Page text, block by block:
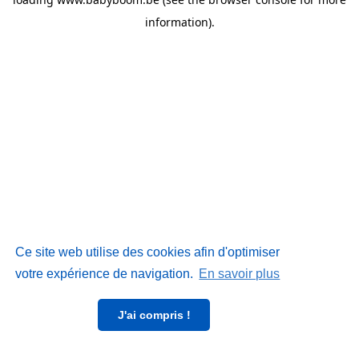
Ce site web utilise des cookies afin d'optimiser
votre expérience de navigation. En savoir plus
J'ai compris !
information).